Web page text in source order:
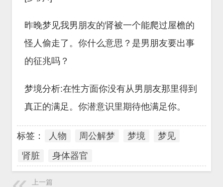
昨晚梦见我男朋友的肾被一个能爬过屋檐的
怪人偷走了。你什么意思？是男朋友要出事
的征兆吗？
梦境分析:在性方面你没有从男朋友那里得到
真正的满足。你潜意识里期待他满足你。
标签： 人物 周公解梦 梦境
梦见
肾脏
身体器官
上一篇